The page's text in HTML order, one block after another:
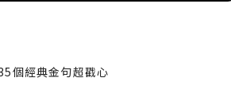
個經典金句超戳心